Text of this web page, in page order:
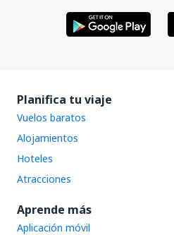
Planifica tu viaje
Vuelos baratos
Alojamientos
Hoteles
Atracciones
Aprende más
Aplicación móvil